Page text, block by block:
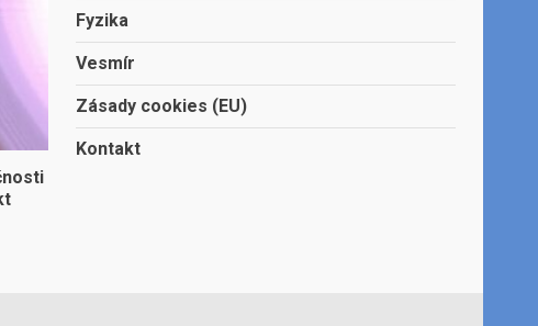
Fyzika
Vesmír
Zásady cookies (EU)
Kontakt